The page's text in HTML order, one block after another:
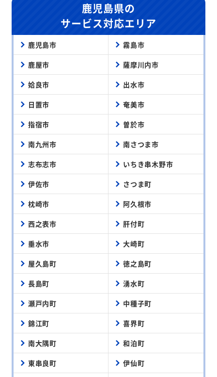
鹿児島県の
サービス対応エリア
鹿児島市 霧島市
鹿屋市 薩摩川内市
姶良市 出水市
日置市 奄美市
指宿市 曽於市
南九州市 南さつま市
志布志市 いちき串木野市
伊佐市 さつま町
枕崎市 阿久根市
西之表市 肝付町
垂水市 大崎町
屋久島町 徳之島町
長島町 湧水町
瀬戸内町 中種子町
錦江町 喜界町
南大隅町 和泊町
東串良町 伊仙町